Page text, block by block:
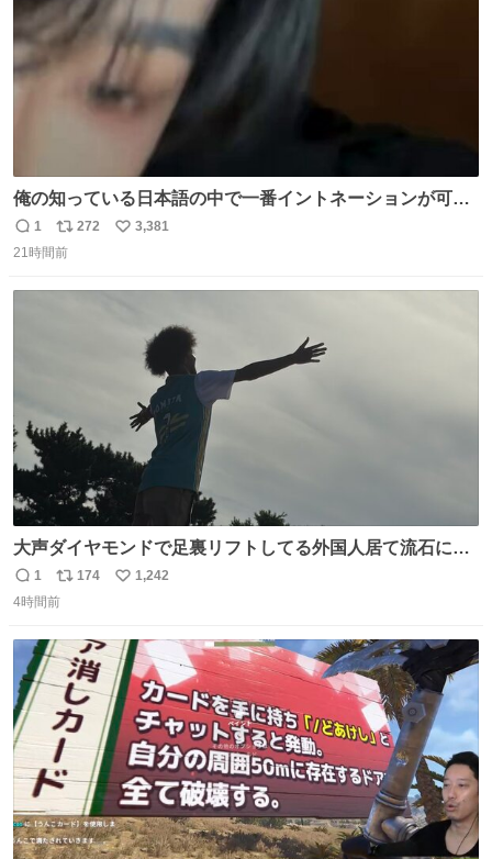
俺の知っている日本語の中で一番イントネーションが可愛
い
返
信
1
リ
ポ
272
い
3,381
21時間前
大声ダイヤモンドで足裏リフトしてる外国人居て流石に時
代はAKB48ですかと…
返
信
1
リ
ポ
ト
数
174
い
数
1,242
4時間前